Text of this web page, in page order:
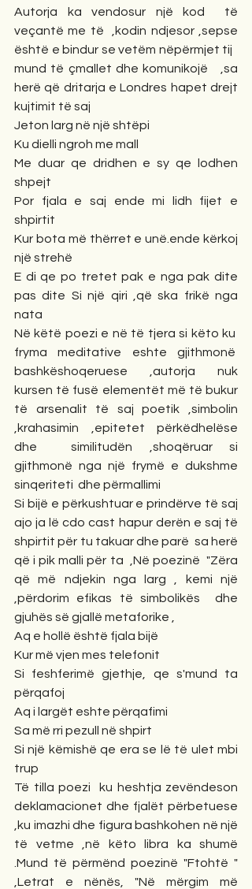
Autorja ka vendosur një kod  të
veçantë me të  ,kodin ndjesor ,sepse
është e bindur se vetëm nëpërmjet tij
mund të çmallet dhe komunikojë   ,sa
herë që dritarja e Londres hapet drejt
kujtimit të saj
Jeton larg në një shtëpi
Ku dielli ngroh me mall
Me duar qe dridhen e sy qe lodhen
shpejt
Por fjala e saj ende mi lidh fijet e
shpirtit
Kur bota më thërret e unë.ende kërkoj
një strehë
E di qe po tretet pak e nga pak dite
pas dite Si një qiri ,që ska frikë nga
nata
Në këtë poezi e në të tjera si këto ku
fryma meditative eshte gjithmonë
bashkëshoqeruese ,autorja nuk
kursen të fusë elementët më të bukur
të arsenalit të saj poetik ,simbolin
,krahasimin ,epitetet përkëdhelëse
dhe  similitudën ,shoqëruar si
gjithmonë nga një frymë e dukshme
sinqeriteti  dhe përmallimi
Si bijë e përkushtuar e prindërve të saj
ajo ja lë cdo cast hapur derën e saj të
shpirtit për tu takuar dhe parë  sa herë
që i pik malli për ta  ,Në poezinë  "Zëra
që më ndjekin nga larg , kemi një
,përdorim efikas të simbolikës  dhe
gjuhës së gjallë metaforike ,
Aq e hollë është fjala bijë
Kur më vjen mes telefonit
Si feshferimë gjethje, qe s'mund ta
përqafoj
Aq i largët eshte përqafimi
Sa më rri pezull në shpirt
Si një këmishë qe era se lë të ulet mbi
trup
Të tilla poezi  ku heshtja zevëndeson
deklamacionet dhe fjalët përbetuese
,ku imazhi dhe figura bashkohen në një
të vetme ,në këto libra ka shumë
.Mund të përmënd poezinë "Ftohtë "
,Letrat e nënës, "Në mërgim më